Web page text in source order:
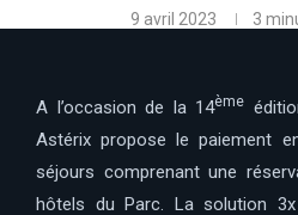
9 avril 2023 3
A l’occasion de la 14ème
Astérix propose le paiement
séjours comprenant une
hôtels du Parc. La solution